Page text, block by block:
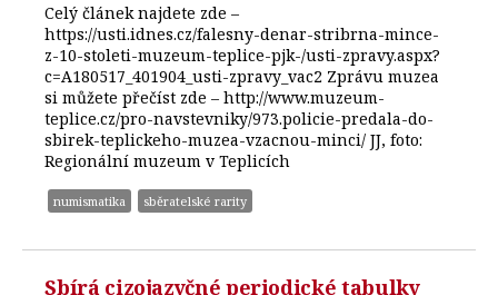
Celý článek najdete zde –
https://usti.idnes.cz/falesny-denar-stribrna-mince-
z-10-stoleti-muzeum-teplice-pjk-/usti-zpravy.aspx?
c=A180517_401904_usti-zpravy_vac2 Zprávu muzea
si můžete přečíst zde – http://www.muzeum-
teplice.cz/pro-navstevniky/973.policie-predala-do-
sbirek-teplickeho-muzea-vzacnou-minci/ JJ, foto:
Regionální muzeum v Teplicích
numismatika sběratelské rarity
Sbírá cizojazyčné periodické tabulky